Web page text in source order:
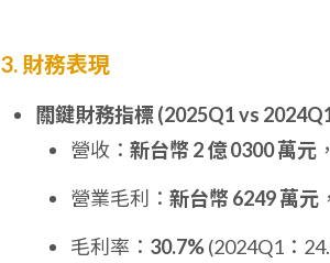
3. 財務表現
關鍵財務指標 (2025Q1 vs
營收： 新台幣 2 億 0300 萬元
營業毛利： 新台幣 6249 萬元
毛利率： 30.7%(2024Q1：